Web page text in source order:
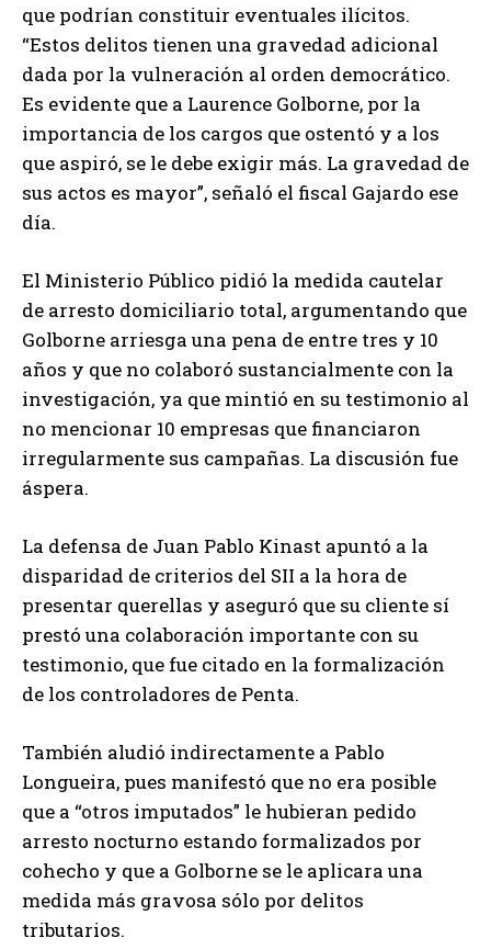
que podrían constituir eventuales ilícitos.
“Estos delitos tienen una gravedad adicional
dada por la vulneración al orden democrático.
Es evidente que a Laurence Golborne, por la
importancia de los cargos que ostentó y a los
que aspiró, se le debe exigir más. La gravedad de
sus actos es mayor”, señaló el fiscal Gajardo ese
día.
El Ministerio Público pidió la medida cautelar
de arresto domiciliario total, argumentando que
Golborne arriesga una pena de entre tres y 10
años y que no colaboró sustancialmente con la
investigación, ya que mintió en su testimonio al
no mencionar 10 empresas que financiaron
irregularmente sus campañas. La discusión fue
áspera.
La defensa de Juan Pablo Kinast apuntó a la
disparidad de criterios del SII a la hora de
presentar querellas y aseguró que su cliente sí
prestó una colaboración importante con su
testimonio, que fue citado en la formalización
de los controladores de Penta.
También aludió indirectamente a Pablo
Longueira, pues manifestó que no era posible
que a “otros imputados” le hubieran pedido
arresto nocturno estando formalizados por
cohecho y que a Golborne se le aplicara una
medida más gravosa sólo por delitos
tributarios.